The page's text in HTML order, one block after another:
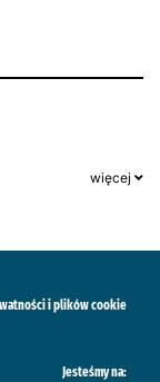
więcej
i plików cookie
Jesteśmy na: